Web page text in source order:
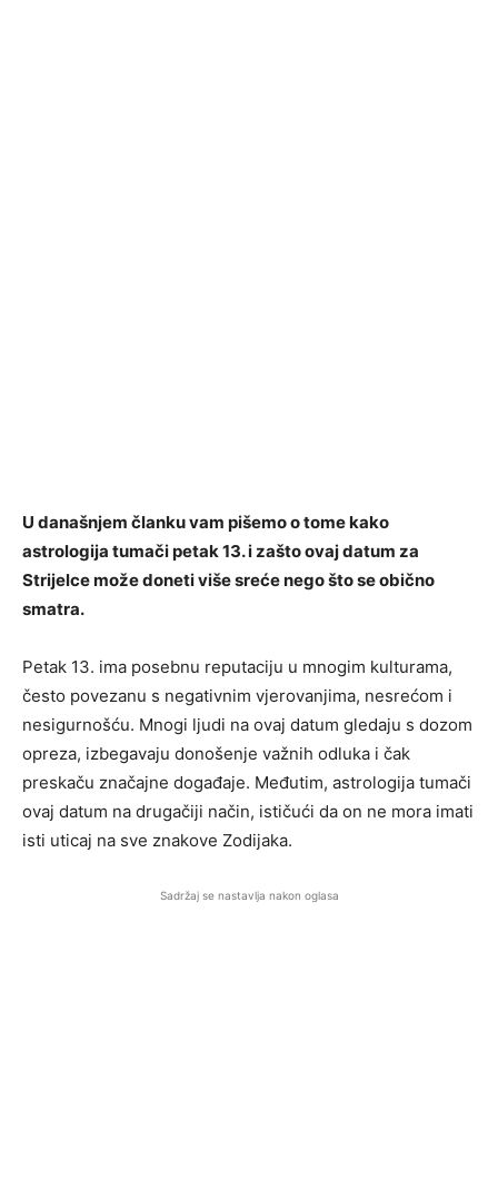
U današnjem članku vam pišemo o tome kako
astrologija tumači petak 13. i zašto ovaj datum za
Strijelce može doneti više sreće nego što se obično
smatra.
Petak 13. ima posebnu reputaciju u mnogim kulturama,
često povezanu s negativnim vjerovanjima, nesrećom i
nesigurnošću. Mnogi ljudi na ovaj datum gledaju s dozom
opreza, izbegavaju donošenje važnih odluka i čak
preskaču značajne događaje. Međutim, astrologija tumači
ovaj datum na drugačiji način, ističući da on ne mora imati
isti uticaj na sve znakove Zodijaka.
Sadržaj se nastavlja nakon oglasa